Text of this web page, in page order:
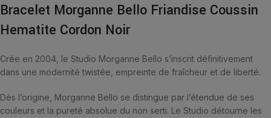
Bracelet Morganne Bello Friandise Coussin
Hematite Cordon Noir
Crée en 2004, le Studio Morganne Bello s’inscrit définitivement
dans une modernité twistée, empreinte de fraîcheur et de liberté.
Dès l’origine, Morganne Bello se distingue par l’étendue de ses
couleurs et la pureté absolue du non serti. Le Studio détourne les